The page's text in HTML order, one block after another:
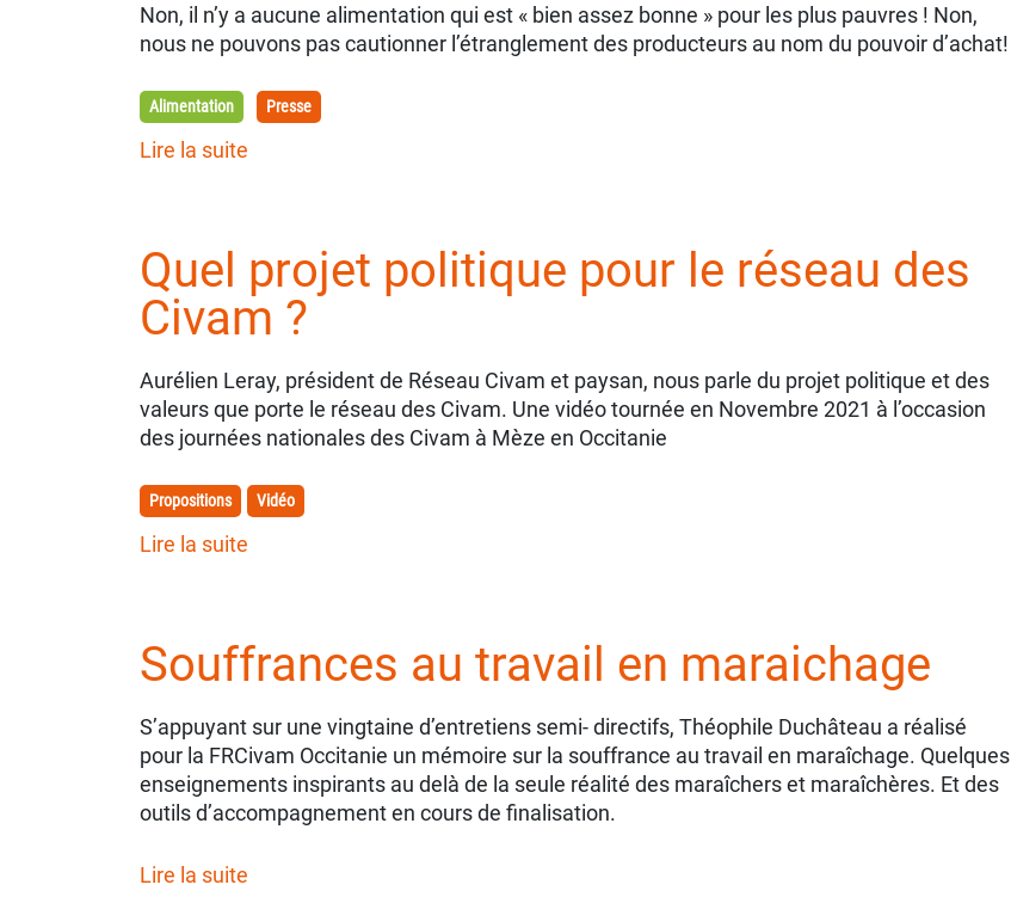
Non, il n’y a aucune alimentation qui est « bien assez bonne » pour les plus pauvres ! Non,
nous ne pouvons pas cautionner l’étranglement des producteurs au nom du pouvoir d’achat!
Alimentation Presse
Lire la suite
Quel projet politique pour le réseau des
Civam ?
Aurélien Leray, président de Réseau Civam et paysan, nous parle du projet politique et des
valeurs que porte le réseau des Civam. Une vidéo tournée en Novembre 2021 à l’occasion
des journées nationales des Civam à Mèze en Occitanie
Propositions Vidéo
Lire la suite
Souffrances au travail en maraichage
S’appuyant sur une vingtaine d’entretiens semi- directifs, Théophile Duchâteau a réalisé
pour la FRCivam Occitanie un mémoire sur la souffrance au travail en maraîchage. Quelques
enseignements inspirants au delà de la seule réalité des maraîchers et maraîchères. Et des
outils d’accompagnement en cours de finalisation.
Lire la suite